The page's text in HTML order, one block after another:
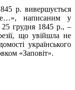
р. вивершується
написаним у
грудня 1845 р., –
що увійшла не
українського
«Заповіт».